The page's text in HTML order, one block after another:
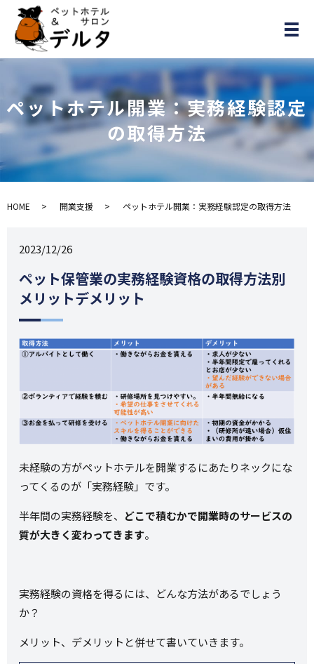
メ
ペットホテル開業：実務経験認定
の取得方法
HOME 開業支援 ペットホテル開業：実務経験認定の取得方法
2023/12/26
ペット保管業の実務経験資格の取得方法別
メリットデメリット
未経験の方がペットホテルを開業するにあたりネックにな
ってくるのが「実務経験」です。
半年間の実務経験を、 どこで積むかで開業時のサービスの
質が大きく変わってきます。
実務経験の資格を得るには、どんな方法があるでしょう
か？
メリット、デメリットと併せて書いていきます。